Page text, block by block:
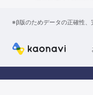
※β版のためデータの正確性